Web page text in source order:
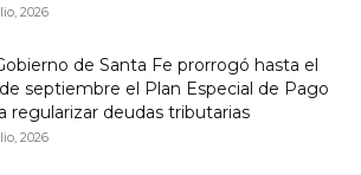
2026
de Santa Fe prorrogó hasta el
septiembre el Plan Especial de Pago
regularizar deudas tributarias
2026